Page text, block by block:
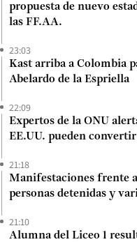
propuesta de nuevo
las FF.AA.
23:03
Kast arriba a Colombia
Abelardo de la Espriella
22:09
Expertos de la ONU
EE.UU. pueden convertir
21:18
Manifestaciones frente
personas detenidas y
21:10
Alumna del Liceo 1